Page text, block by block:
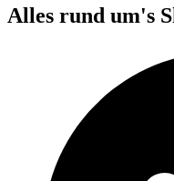
Alles rund um's